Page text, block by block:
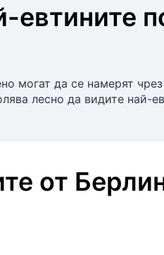
евтините
могат да се намерят чрез
лесно да видите най-
от